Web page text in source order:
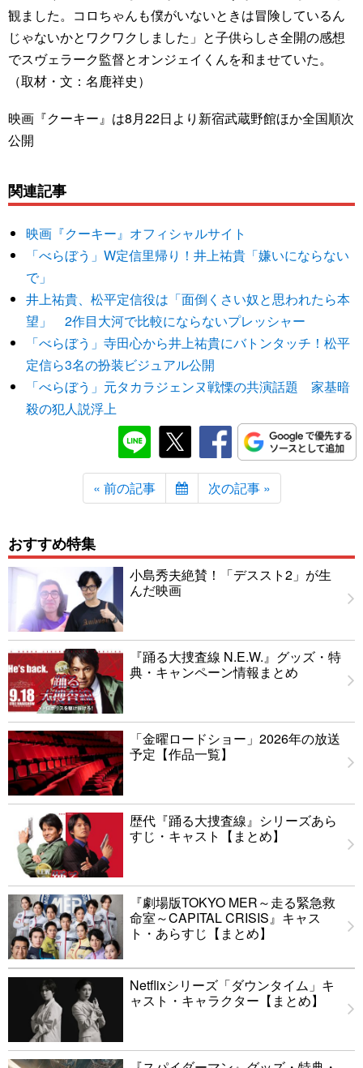
観ました。コロちゃんも僕がいないときは冒険しているん
じゃないかとワクワクしました」と子供らしさ全開の感想
でスヴェラーク監督とオンジェイくんを和ませていた。
（取材・文：名鹿祥史）
映画『クーキー』は8月22日より新宿武蔵野館ほか全国順次
公開
関連記事
映画『クーキー』オフィシャルサイト
「べらぼう」W定信里帰り！井上祐貴「嫌いにならない
で」
井上祐貴、松平定信役は「面倒くさい奴と思われたら本
望」 2作目大河で比較にならないプレッシャー
「べらぼう」寺田心から井上祐貴にバトンタッチ！松平
定信ら3名の扮装ビジュアル公開
「べらぼう」元タカラジェンヌ戦慄の共演話題 家基暗
殺の犯人説浮上
« 前の記事 次の記事 »
おすすめ特集
小島秀夫絶賛！「デススト2」が生
んだ映画
『踊る大捜査線 N.E.W.』グッズ・特
典・キャンペーン情報まとめ
「金曜ロードショー」2026年の放送
予定【作品一覧】
歴代『踊る大捜査線』シリーズあら
すじ・キャスト【まとめ】
『劇場版TOKYO MER～走る緊急救
命室～CAPITAL CRISIS』キャス
ト・あらすじ【まとめ】
Netflixシリーズ「ダウンタイム」キ
ャスト・キャラクター【まとめ】